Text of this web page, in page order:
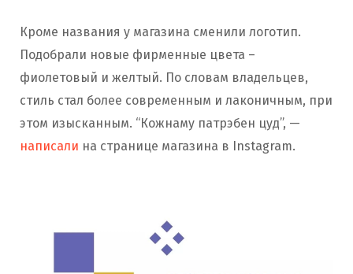
Кроме названия у магазина сменили логотип.
Подобрали новые фирменные цвета –
фиолетовый и желтый. По словам владельцев,
стиль стал более современным и лаконичным, при
этом изысканным. “Кожнаму патрэбен цуд”, —
написали на странице магазина в Instagram.